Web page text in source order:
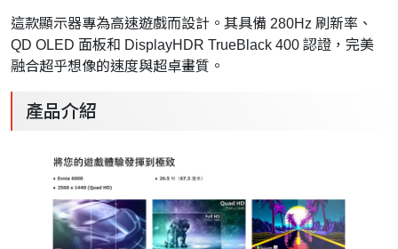
這款顯示器專為高速遊戲而設計。其具備 280Hz 刷新率、
QD OLED 面板和 DisplayHDR TrueBlack 400 認證，完美
融合超乎想像的速度與超卓畫質。
產品介紹